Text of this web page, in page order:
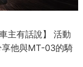
主有話說】 活動
享他與MT-03的騎